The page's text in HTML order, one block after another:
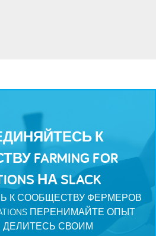
К
FARMING FOR
НА SLACK
К СООБЩЕСТВУ ФЕРМЕРОВ
ПЕРЕНИМАЙТЕ ОПЫТ
ДЕЛИТЕСЬ СВОИМ